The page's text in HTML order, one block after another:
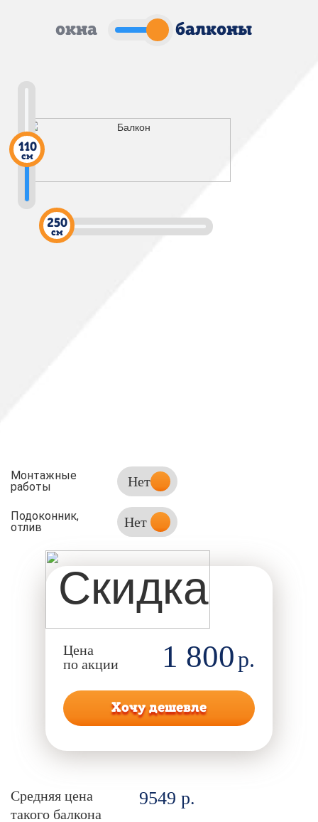
окна балконы
см
см
Монтажные
работы
Нет
Подоконник,
отлив
Нет
Цена
по акции
1 800р.
Хочу дешевле
Средняя цена
такого балкона
9549 р.